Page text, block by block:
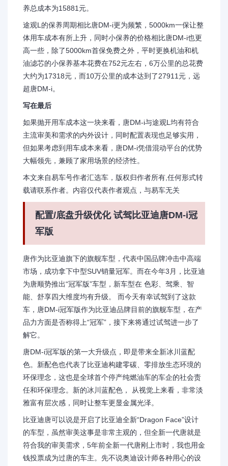
养总成本为15881元。
途观L的保养周期相比唐DM-i更为频繁，5000km一保让整
体用车成本有所上升，同时小保养的价格相比唐DM-i也更
高一些，除了5000km首保免费之外，平时更换机油和机
油滤芯的小保养基本花费在752元左右，6万公里的总花费
大约为17318元，而10万公里的成本达到了27911元，远
超唐DM-i。
写在最后
如果抛开用车成本这一块来看，唐DM-i与途观L均有符合
主流审美和需求的内外设计，同时配置表现也足够实用，
但如果考虑到用车成本来看，唐DM-i凭借混动平台的优势
大幅领先，兼顾了家用场景的经济性。
本文来自易车号作者汇选车，版权归作者所有,任何形式转
载请联系作者。内容仅代表作者观点，与易车无关
配置/底盘升级优化 试驾比亚迪唐DM-i冠
军版
唐作为比亚迪旗下的旗舰车型，代表中国品牌冲击中高端
市场，成功拿下中型SUV销量冠军。而在今年3月，比亚迪
为唐顺势推出“冠军版”车型，新车型在 色彩、驾乘、智
能、舒享四大维度均有升级。 而今天有幸试驾到了这款
车，唐DM-i冠军版作为比亚迪品牌目前的旗舰车型，在产
品力方面是否称得上“冠军”，接下来将通过试驾进一步了
解它。
唐DM-i冠军版的第一大升级点，即是带来全新冰川蓝配
色。新配色也代表了比亚迪构建零碳、零排放生态环境的
环保理念，这也是全球首个停产纯燃油车的车企的社会责
任和环保理念。新的冰川蓝配色， 从视觉上来看，非常淡
雅富有层次感，同时让整车更显金属光泽。
比亚迪唐可以说是开启了比亚迪全新“Dragon Face”设计
的车型，虽然审美这事是非常主观的，但全新一代唐就是
符合我的审美需求，5年前全新一代唐刚上市时，我也用金
钱投票成为过唐的车主。先不说奥迪设计师各种用心的设